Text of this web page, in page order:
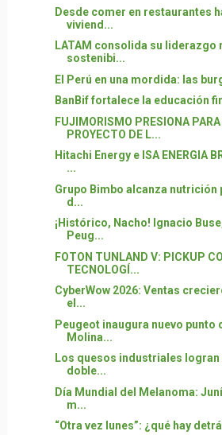
Desde comer en restaurantes
viviend...
LATAM consolida su liderazgo
sostenibi...
El Perú en una mordida: las
BanBif fortalece la educación
FUJIMORISMO PRESIONA PARA
PROYECTO DE L...
Hitachi Energy e ISA ENERGIA
...
Grupo Bimbo alcanza nutrición
d...
¡Histórico, Nacho! Ignacio
Peug...
FOTON TUNLAND V: PICKUP
TECNOLOGÍ...
CyberWow 2026: Ventas
el...
Peugeot inaugura nuevo punto
Molina...
Los quesos industriales
doble...
Día Mundial del Melanoma:
m...
“Otra vez lunes”: ¿qué hay